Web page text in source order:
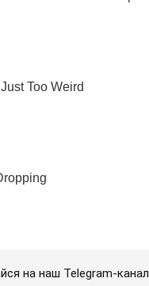
на наш Telegram-канал